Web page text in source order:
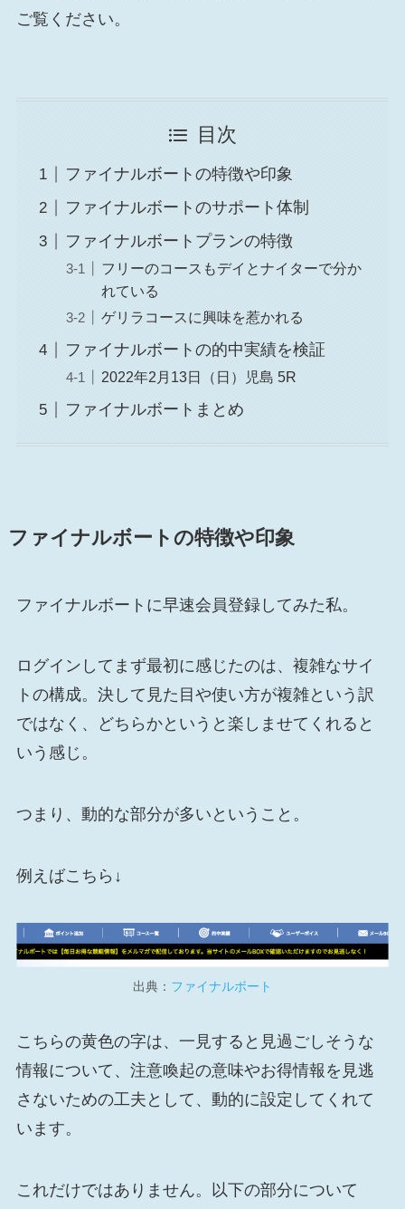
ご覧ください。
目次
ファイナルボートの特徴や印象
ファイナルボートのサポート体制
ファイナルボートプランの特徴
フリーのコースもデイとナイターで分か
れている
ゲリラコースに興味を惹かれる
ファイナルボートの的中実績を検証
2022年2月13日（日）児島 5R
ファイナルボートまとめ
ファイナルボートの特徴や印象
ファイナルボートに早速会員登録してみた私。
ログインしてまず最初に感じたのは、複雑なサイ
トの構成。決して見た目や使い方が複雑という訳
ではなく、どちらかというと楽しませてくれると
いう感じ。
つまり、動的な部分が多いということ。
例えばこちら↓
出典： ファイナルボート
こちらの黄色の字は、一見すると見過ごしそうな
情報について、注意喚起の意味やお得情報を見逃
さないための工夫として、動的に設定してくれて
います。
これだけではありません。以下の部分について